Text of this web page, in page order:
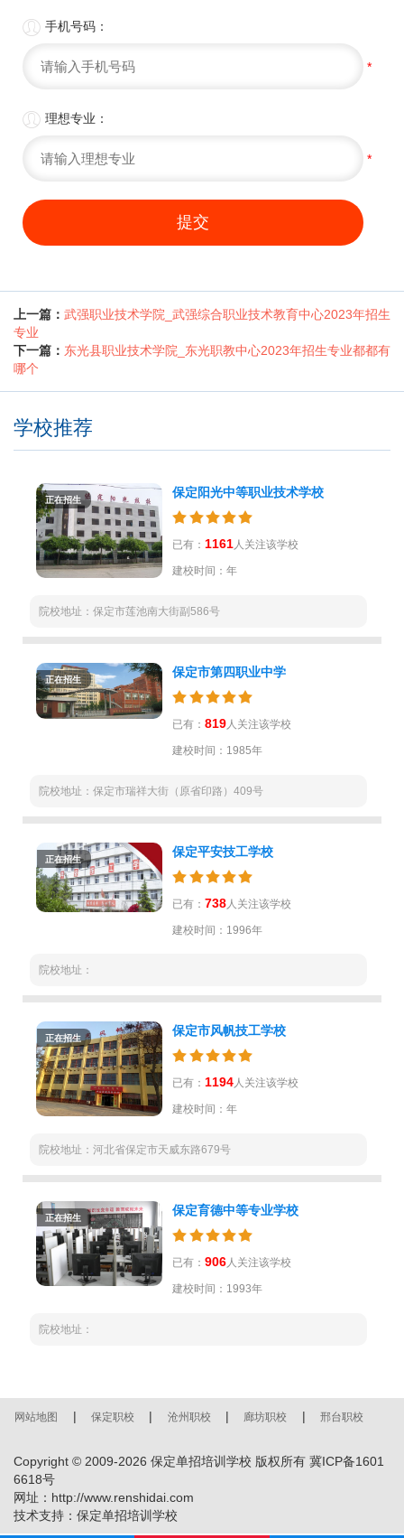
 手机号码：
*
 理想专业：
*
提交
上一篇： 武强职业技术学院_武强综合职业技术教育中心2023年招生
专业
下一篇： 东光县职业技术学院_东光职教中心2023年招生专业都都有
哪个
学校推荐
正在招生
保定阳光中等职业技术学校
已有： 1161人关注该学校
建校时间：年
院校地址：保定市莲池南大街副586号
正在招生
保定市第四职业中学
已有： 819人关注该学校
建校时间：1985年
院校地址：保定市瑞祥大街（原省印路）409号
正在招生
保定平安技工学校
已有： 738人关注该学校
建校时间：1996年
院校地址：
正在招生
保定市风帆技工学校
已有： 1194人关注该学校
建校时间：年
院校地址：河北省保定市天威东路679号
正在招生
保定育德中等专业学校
已有： 906人关注该学校
建校时间：1993年
院校地址：
网站地图 | 保定职校 | 沧州职校 | 廊坊职校 | 邢台职校
Copyright © 2009-2026 保定单招培训学校 版权所有 冀ICP备1601
6618号
网址：http://www.renshidai.com
技术支持： 保定单招培训学校